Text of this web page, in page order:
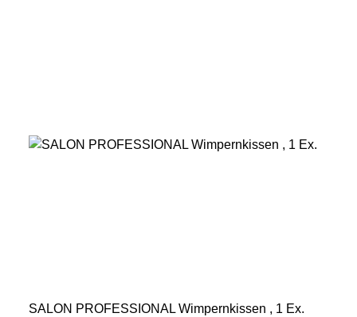
SALON PROFESSIONAL Wimpernkissen , 1 Ex.